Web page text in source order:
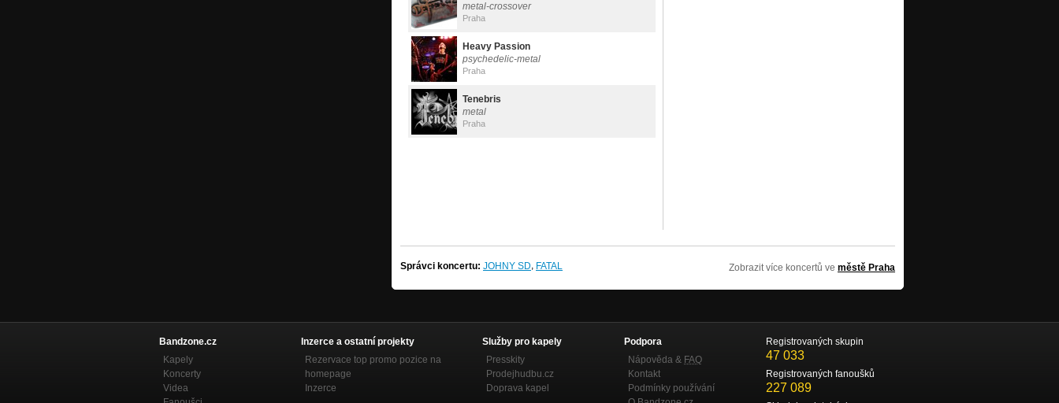
metal-crossover
Praha
Heavy Passion
psychedelic-metal
Praha
Tenebris
metal
Praha
Správci koncertu: JOHNY SD, FATAL Zobrazit více koncertů ve městě Praha
Bandzone.cz
Kapely
Koncerty
Videa
Inzerce a ostatní projekty
Rezervace top promo pozice na
homepage
Inzerce
Služby pro kapely
Presskity
Prodejhudbu.cz
Doprava kapel
Podpora
Nápověda & FAQ
Kontakt
Podmínky používání
Registrovaných skupin
47 033
Registrovaných fanoušků
227 089